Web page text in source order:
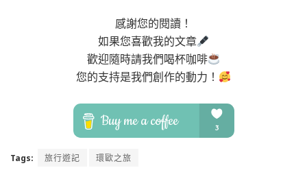
感謝您的閱讀！
如果您喜歡我的文章
歡迎隨時請我們喝杯咖啡
您的支持是我們創作的動力！
Tags: 旅行遊記 環歐之旅